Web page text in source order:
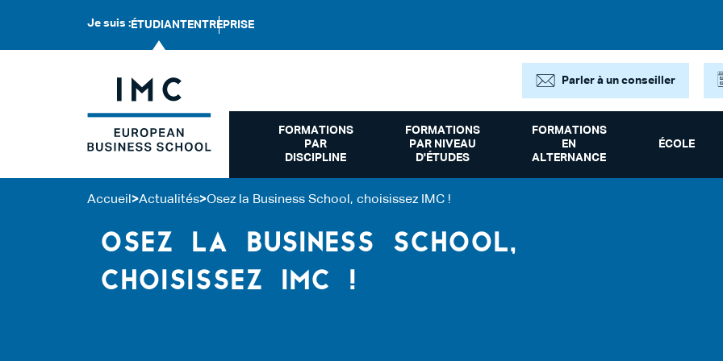
Je suis : ÉTUDIANT ENTREPRISE
Parler à un conseiller
FORMATIONS
PAR
DISCIPLINE
FORMATIONS
PAR NIVEAU
D'ÉTUDES
FORMATIONS
EN
ALTERNANCE
ÉCOLE
Accueil >Actualités>Osez la Business School, choisissez IMC !
OSEZ LA BUSINESS SCHOOL,
CHOISISSEZ IMC !